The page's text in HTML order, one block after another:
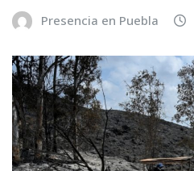
Presencia en Puebla